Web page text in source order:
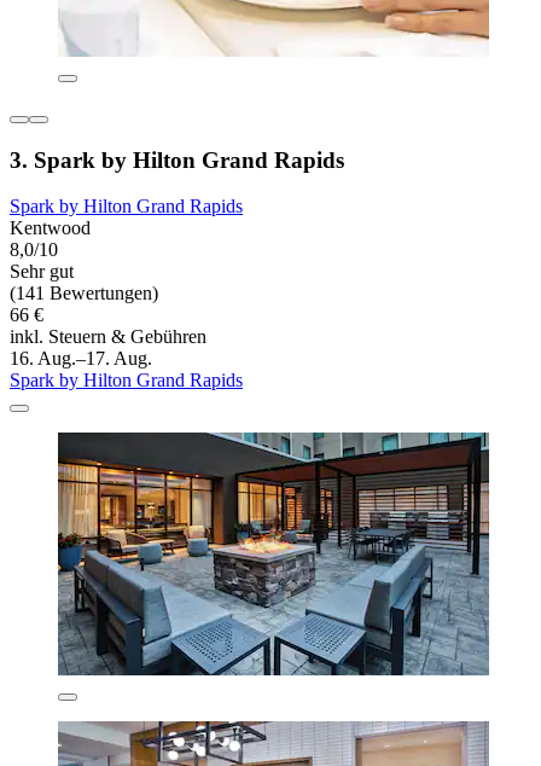
3. Spark by Hilton Grand Rapids
Spark by Hilton Grand Rapids
Kentwood
8,0/10
Sehr gut
(141 Bewertungen)
66 €
inkl. Steuern & Gebühren
16. Aug.–17. Aug.
Spark by Hilton Grand Rapids